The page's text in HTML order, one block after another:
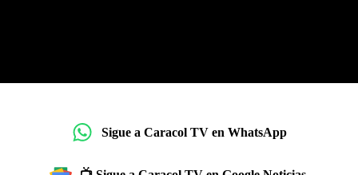
Sigue a Caracol TV en WhatsApp